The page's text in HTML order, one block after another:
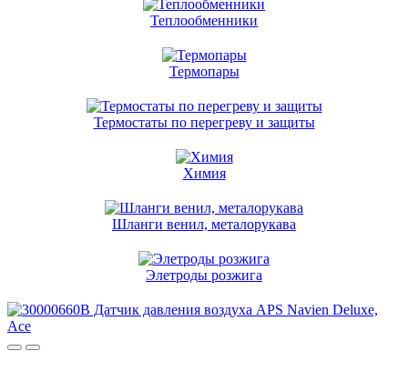
Теплообменники
Термопары
Термостаты по перегреву и защиты
Химия
Шланги венил, металорукава
Элетроды розжига